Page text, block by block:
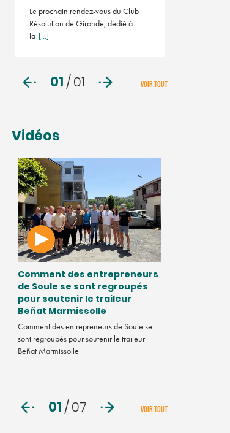
Le prochain rendez-vous du Club
Résolution de Gironde, dédié à
la [...]
01/01 VOIR TOUT
Vidéos
Comment des entrepreneurs
de Soule se sont regroupés
pour soutenir le traileur
Beñat Marmissolle
Comment des entrepreneurs de Soule se
sont regroupés pour soutenir le traileur
Beñat Marmissolle
01/07 VOIR TOUT